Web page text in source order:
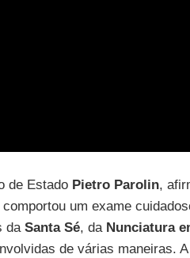
de Estado Pietro Parolin,
um exame
da Santa Sé, da Nunciatura
de várias maneiras.